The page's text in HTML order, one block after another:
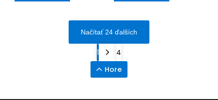
Načítať 24 ďalších
1
4
Hore